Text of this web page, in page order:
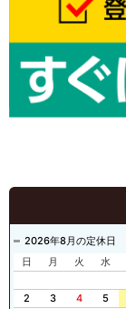
2026年8月の定休日
日
月 火 水
2
3 4 5